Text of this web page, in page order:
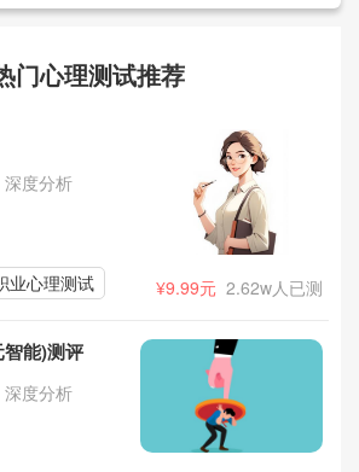
门心理测试推荐
深度分析
业心理测试 2.62w人已测
¥9.99元
能)测评
深度分析